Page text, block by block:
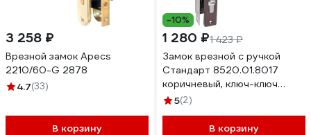
3 258 ₽
Врезной замок Apecs
2210/60-G 2878
4.7(33)
В корзину
-10%
1 280 ₽1 423 ₽
Замок врезной с ручкой
Стандарт 8520.01.8017
коричневый, ключ-ключ
17659
5(2)
В корзину